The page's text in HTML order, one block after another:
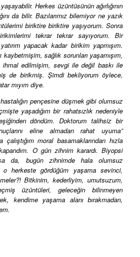
Herkes üzüntüsünün ağırlığının
da bilir. Bazılarımız bilemiyor ne yazık
biriktire biriktire yaşıyorum. Sonra
tekrar tekrar sayıyorum. Bir
yapacak kadar birikim yapmışım.
sağlık sorunları yaşamışım,
ihmal edilmişim, sevgi ile değil baskı ile
de birikmiş. Şimdi bekliyorum öylece,
mıyım diye.
pençesine düşmek gibi olumsuz
yaşadığım bir rahatsızlık nedeniyle
döndüm. Doktorum talihsiz bir
eline almadan rahat uyuma”
çalıştığım moral basamaklarından hızla
O gün zihnim karardı. Biyopsi
da, bugün zihnimde hala olumsuz
herkeste gördüğüm yaşama sevinci,
Bitkinim, kederliyim, umutsuzum,
üzüntüleri, geleceğin bilinmeyen
kendime yaşama alanı bırakmadan,